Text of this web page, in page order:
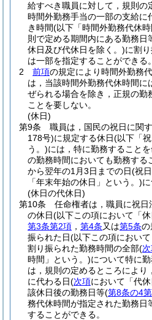
給すべき職員に対して，規則の
時間外勤務手当の一部の支給に
き時間(以下「時間外勤務代休
則で定める期間内にある勤務日
休日及び代休日を除く。)に割
は一部を指定することができる。
2
前項の規定により時間外勤務
は，当該時間外勤務代休時間に
ぜられる場合を除き，正規の勤
ことを要しない。
(休日)
第9条
職員は，国民の祝日に関
178号)に規定する休日(以下「
う。)には，特に勤務すること
の勤務時間においても勤務する
から翌年の1月3日までの日(祝
「年末年始の休日」という。)
(休日の代休日)
第10条
任命権者は，職員に祝
の休日(以下この項において「
第3条第2項 ， 第4条又は第5条の
振られた日(以下この項におい
割り振られた勤務時間の全部(
時間」という。)について特に
は，規則の定めるところにより
に代わる日(次項において「代
該休日後の勤務日等(第8条の4
務代休時間が指定された勤務日
することができる。